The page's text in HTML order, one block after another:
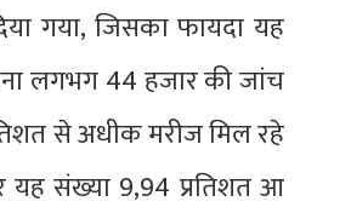
गया, जिसका फायदा यह
लगभग 44 हजार की जांच
से अधीक मरीज मिल रहे
संख्या 9,94 प्रतिशत आ